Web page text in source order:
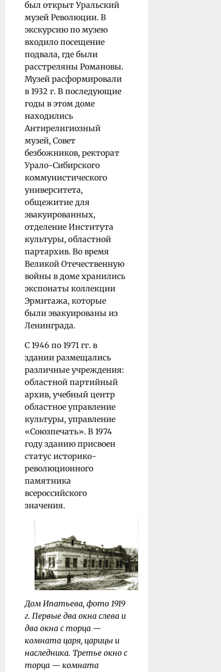
был открыт Уральский
музей Революции. В
экскурсию по музею
входило посещение
подвала, где были
расстреляны Романовы.
Музей расформировали
в 1932 г. В последующие
годы в этом доме
находились
Антирелигиозный
музей, Совет
безбожников, ректорат
Урало-Сибирского
коммунистического
университета,
общежитие для
эвакуированных,
отделение Института
культуры, областной
партархив. Во время
Великой Отечественную
войны в доме хранились
экспонаты коллекции
Эрмитажа, которые
были эвакуированы из
Ленинграда.
С 1946 по 1971 гг. в
здании размещались
различные учреждения:
областной партийный
архив, учебный центр
областное управление
культуры, управление
«Союзпечать». В 1974
году зданию присвоен
статус историко-
революционного
памятника
всероссийского
значения.
Дом Ипатьева, фото 1919
г. Первые два окна слева и
два окна с торца —
комната царя, царицы и
наследника. Третье окно с
торца — комната